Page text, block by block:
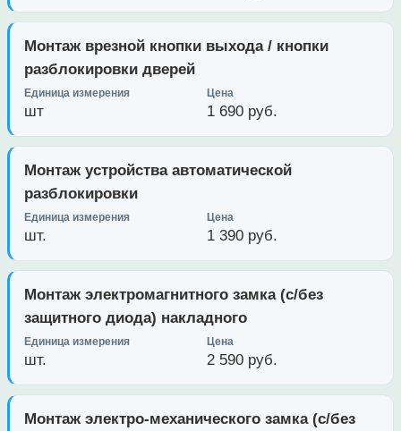
Монтаж врезной кнопки выхода / кнопки
разблокировки дверей
шт 1 690 руб.
Монтаж устройства автоматической
разблокировки
шт. 1 390 руб.
Монтаж электромагнитного замка (с/без
защитного диода) накладного
шт. 2 590 руб.
Монтаж электро-механического замка (с/без